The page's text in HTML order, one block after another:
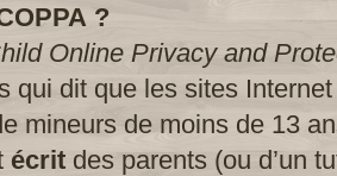
?
Online Privacy and
qui dit que les sites
mineurs de moins de 13
écrit des parents (ou d’un